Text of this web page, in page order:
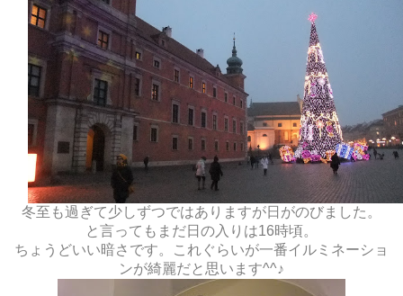
冬至も過ぎて少しずつではありますが日がのびました。
と言ってもまだ日の入りは16時頃。
ちょうどいい暗さです。これぐらいが一番イルミネーショ
ンが綺麗だと思います^^♪